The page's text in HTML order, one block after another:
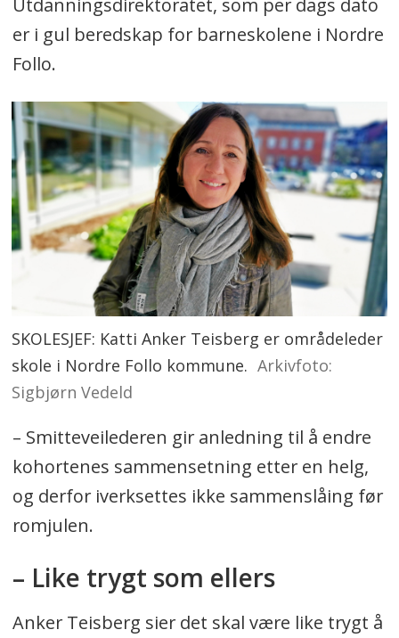
Utdanningsdirektoratet, som per dags dato
er i gul beredskap for barneskolene i Nordre
Follo.
SKOLESJEF: Katti Anker Teisberg er områdeleder
skole i Nordre Follo kommune. Arkivfoto:
Sigbjørn Vedeld
– Smitteveilederen gir anledning til å endre
kohortenes sammensetning etter en helg,
og derfor iverksettes ikke sammenslåing før
romjulen.
– Like trygt som ellers
Anker Teisberg sier det skal være like trygt å